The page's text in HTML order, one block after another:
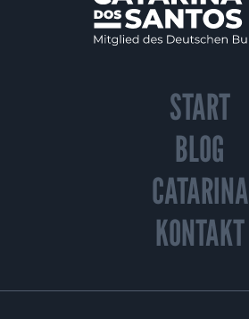
START
BLOG
CATARINA
KONTAKT